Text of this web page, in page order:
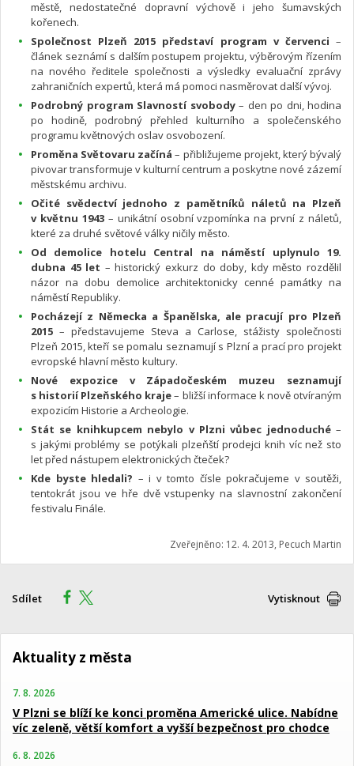
městě, nedostatečné dopravní výchově i jeho šumavských
kořenech.
Společnost Plzeň 2015 představí program v červenci –
článek seznámí s dalším postupem projektu, výběrovým řízením
na nového ředitele společnosti a výsledky evaluační zprávy
zahraničních expertů, která má pomoci nasměrovat další vývoj.
Podrobný program Slavností svobody– den po dni, hodina
po hodině, podrobný přehled kulturního a společenského
programu květnových oslav osvobození.
Proměna Světovaru začíná – přibližujeme projekt, který bývalý
pivovar transformuje v kulturní centrum a poskytne nové zázemí
městskému archivu.
Očité svědectví jednoho z pamětníků náletů na Plzeň
v květnu 1943– unikátní osobní vzpomínka na první z náletů,
které za druhé světové války ničily město.
Od demolice hotelu Central na náměstí uplynulo 19.
dubna 45 let – historický exkurz do doby, kdy město rozdělil
názor na dobu demolice architektonicky cenné památky na
náměstí Republiky.
Pocházejí z Německa a Španělska, ale pracují pro Plzeň
2015 – představujeme Steva a Carlose, stážisty společnosti
Plzeň 2015, kteří se pomalu seznamují s Plzní a prací pro projekt
evropské hlavní město kultury.
Nové expozice v Západočeském muzeu seznamují
s historií Plzeňského kraje– bližší informace k nově otvíraným
expozicím Historie a Archeologie.
Stát se knihkupcem nebylo v Plzni vůbec jednoduché–
s jakými problémy se potýkali plzeňští prodejci knih víc než sto
let před nástupem elektronických čteček?
Kde byste hledali? – i v tomto čísle pokračujeme v soutěži,
tentokrát jsou ve hře dvě vstupenky na slavnostní zakončení
festivalu Finále.
Zveřejněno: 12. 4. 2013, Pecuch Martin
Sdílet Vytisknout
Aktuality z města
7. 8. 2026
V Plzni se blíží ke konci proměna Americké ulice. Nabídne
víc zeleně, větší komfort a vyšší bezpečnost pro chodce
6. 8. 2026